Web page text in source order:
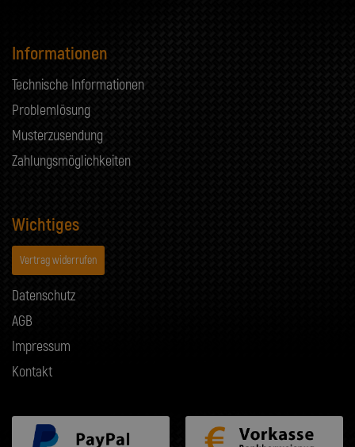
Informationen
Technische Informationen
Problemlösung
Musterzusendung
Zahlungsmöglichkeiten
Wichtiges
Vertrag widerrufen
Datenschutz
AGB
Impressum
Kontakt